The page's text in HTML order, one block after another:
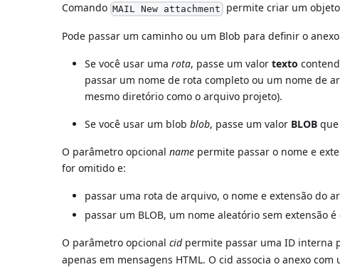
Comando MAIL New attachment permite criar um
Pode passar um caminho ou um Blob para definir o
Se você usar umarota, passe um valortexto
passar um nome de rota completo ou um nome de
mesmo diretório como o arquivo projeto).
Se você usar um blobblob, passe um valor BLOB
O parâmetro opcionalname permite passar o nome e
for omitido e:
passar uma rota de arquivo, o nome e extensão do
passar um BLOB, um nome aleatório sem extensão
O parâmetro opcionalcidpermite passar uma ID interna
apenas em mensagens HTML. O cid associa o anexo